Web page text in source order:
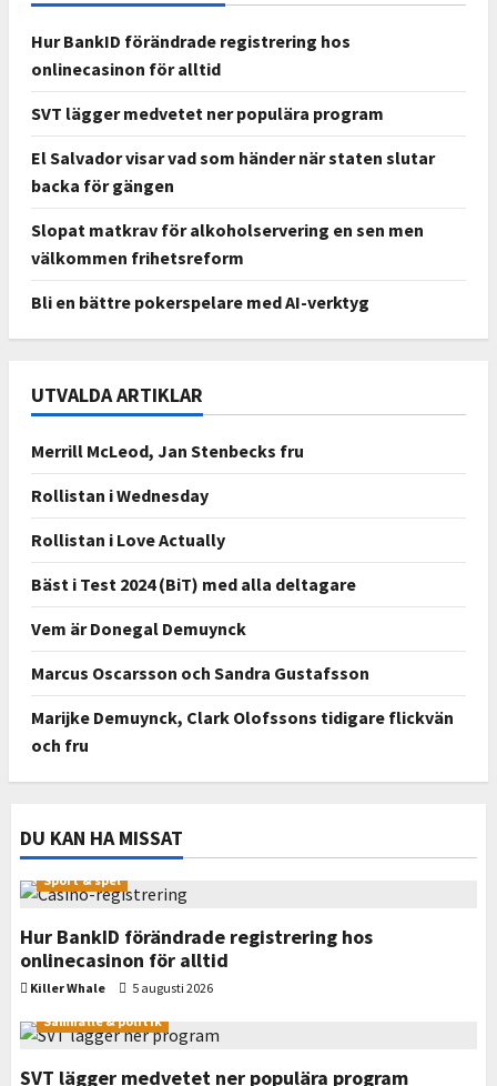
Hur BankID förändrade registrering hos
onlinecasinon för alltid
SVT lägger medvetet ner populära program
El Salvador visar vad som händer när staten slutar
backa för gängen
Slopat matkrav för alkoholservering en sen men
välkommen frihetsreform
Bli en bättre pokerspelare med AI-verktyg
UTVALDA ARTIKLAR
Merrill McLeod, Jan Stenbecks fru
Rollistan i Wednesday
Rollistan i Love Actually
Bäst i Test 2024 (BiT) med alla deltagare
Vem är Donegal Demuynck
Marcus Oscarsson och Sandra Gustafsson
Marijke Demuynck, Clark Olofssons tidigare flickvän
och fru
DU KAN HA MISSAT
Sport & spel
Hur BankID förändrade registrering hos
onlinecasinon för alltid
Killer Whale
5 augusti 2026
Samhälle & politik
SVT lägger medvetet ner populära program